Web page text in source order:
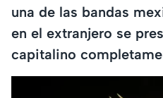
una de las bandas
en el extranjero se
capitalino